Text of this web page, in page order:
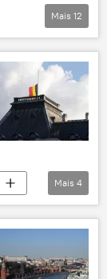
Mais 12
Mais 4